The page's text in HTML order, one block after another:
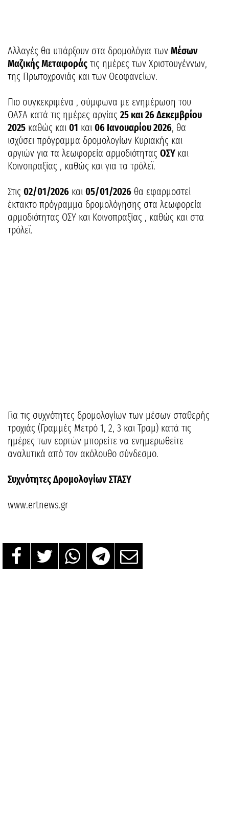
Αλλαγές θα υπάρξουν στα δρομολόγια των Μέσων
Μαζικής Μεταφοράς τις ημέρες των Χριστουγέννων,
της Πρωτοχρονιάς και των Θεοφανείων.
Πιο συγκεκριμένα , σύμφωνα με ενημέρωση του
ΟΑΣΑ κατά τις ημέρες αργίας 25 και 26 Δεκεμβρίου
2025 καθώς και 01 και 06 Ιανουαρίου 2026, θα
ισχύσει πρόγραμμα δρομολογίων Κυριακής και
αργιών για τα λεωφορεία αρμοδιότητας ΟΣΥ και
Κοινοπραξίας , καθώς και για τα τρόλεϊ.
Στις 02/01/2026 και 05/01/2026 θα εφαρμοστεί
έκτακτο πρόγραμμα δρομολόγησης στα λεωφορεία
αρμοδιότητας ΟΣΥ και Κοινοπραξίας , καθώς και στα
τρόλεϊ.
Για τις συχνότητες δρομολογίων των μέσων σταθερής
τροχιάς (Γραμμές Μετρό 1, 2, 3 και Τραμ) κατά τις
ημέρες των εορτών μπορείτε να ενημερωθείτε
αναλυτικά από τον ακόλουθο σύνδεσμο.
Συχνότητες Δρομολογίων ΣΤΑΣΥ
www.ertnews.gr